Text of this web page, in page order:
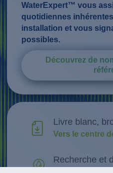
WaterExpert™ vous
quotidiennes
installation et vous
possibles.
Découvrez de
Livre blanc,
Vers le centre
Recherche et